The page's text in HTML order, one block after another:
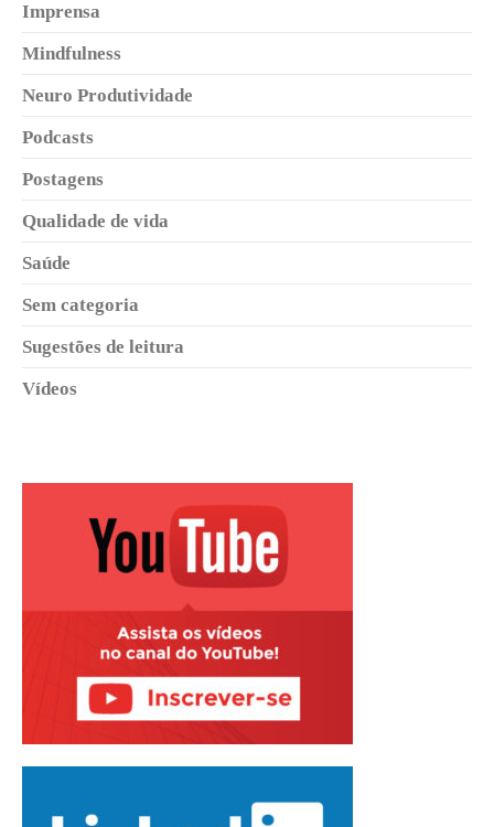
Imprensa
Mindfulness
Neuro Produtividade
Podcasts
Postagens
Qualidade de vida
Saúde
Sem categoria
Sugestões de leitura
Vídeos